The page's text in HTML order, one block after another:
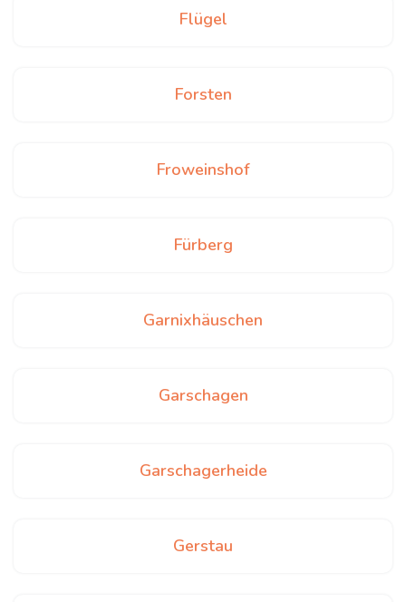
Flügel
Forsten
Froweinshof
Fürberg
Garnixhäuschen
Garschagen
Garschagerheide
Gerstau